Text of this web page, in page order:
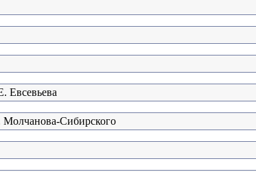
Евсевьева
Молчанова-Сибирского